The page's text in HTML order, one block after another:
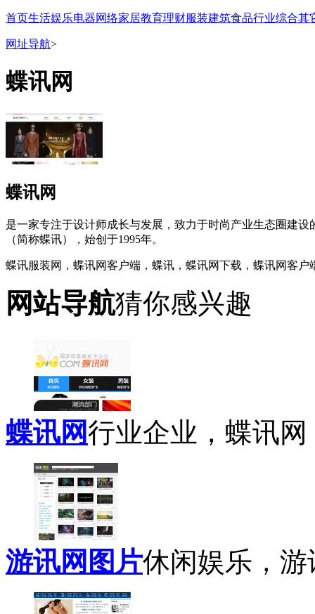
首页生活娱乐电器网络家居教育理财服装建筑食品行业综合其
网址导航>
蝶讯网
蝶讯网
是一家专注于设计师成长与发展，致力于时尚产业生态圈建
（简称蝶讯），始创于1995年。
蝶讯服装网，蝶讯网客户端，蝶讯，蝶讯网下载，蝶讯网客
网站导航猜你感兴趣
蝶讯网行业企业，蝶讯
游讯网图片休闲娱乐，